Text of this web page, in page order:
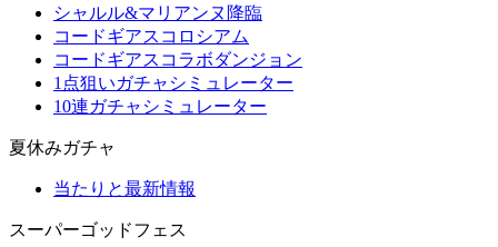
シャルル&マリアンヌ降臨
コードギアスコロシアム
コードギアスコラボダンジョン
1点狙いガチャシミュレーター
10連ガチャシミュレーター
夏休みガチャ
当たりと最新情報
スーパーゴッドフェス